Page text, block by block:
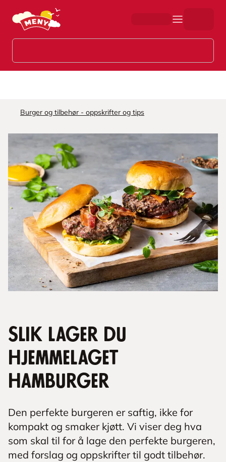
Hopp til hovedinnhold
Burger og tilbehør - oppskrifter og tips
Slik lager du
hjemmelaget
hamburger
Den perfekte burgeren er saftig, ikke for
kompakt og smaker kjøtt. Vi viser deg hva
som skal til for å lage den perfekte burgeren,
med forslag og oppskrifter til godt tilbehør.